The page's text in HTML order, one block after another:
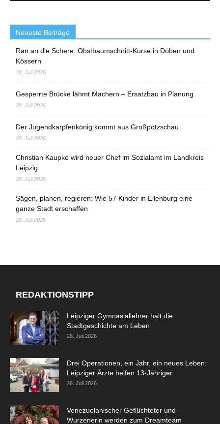
Neueste Beiträge
Ran an die Schere: Obstbaumschnitt-Kurse in Döben und
Kössern
28. Juli 2026
Gesperrte Brücke lähmt Machern – Ersatzbau in Planung
28. Juli 2026
Der Jugendkarpfenkönig kommt aus Großpötzschau
28. Juli 2026
Christian Kaupke wird neuer Chef im Sozialamt im Landkreis
Leipzig
28. Juli 2026
Sägen, planen, regieren: Wie 57 Kinder in Eilenburg eine
ganze Stadt erschaffen
28. Juli 2026
REDAKTIONSTIPP
Leipziger Gymnasiallehrer hält die
Stadtgeschichte am Leben
28. Juli 2026
Drei Operationen, ein Jahr, ein neues Leben:
Leipziger Ärzte helfen 13-Jähriger...
28. Juli 2026
Venezuelanischer Geflüchteter und
Wurzenerin werden zum Dreamteam